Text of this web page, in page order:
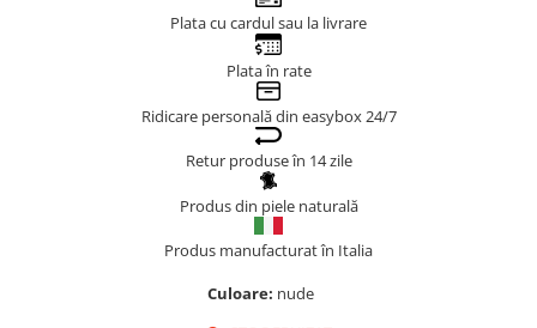
Plata cu cardul sau la livrare
Plata în rate
Ridicare personală din easybox 24/7
Retur produse în 14 zile
Produs din piele naturală
Produs manufacturat în Italia
Culoare: nude